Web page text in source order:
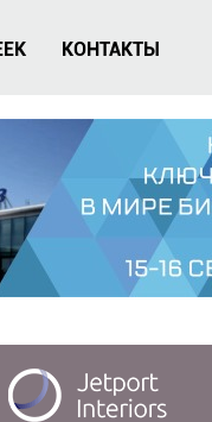
КОНТАКТЫ